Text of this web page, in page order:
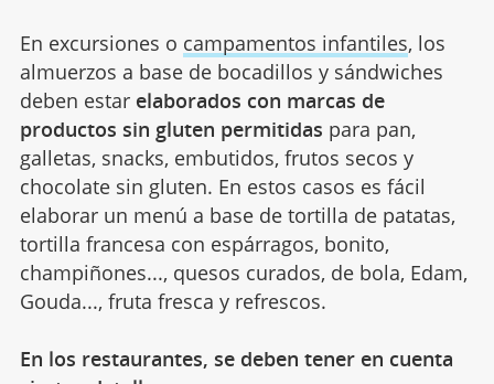
En excursiones o campamentos infantiles, los
almuerzos a base de bocadillos y sándwiches
deben estar elaborados con marcas de
productos sin gluten permitidas para pan,
galletas, snacks, embutidos, frutos secos y
chocolate sin gluten. En estos casos es fácil
elaborar un menú a base de tortilla de patatas,
tortilla francesa con espárragos, bonito,
champiñones..., quesos curados, de bola, Edam,
Gouda..., fruta fresca y refrescos.
En los restaurantes, se deben tener en cuenta